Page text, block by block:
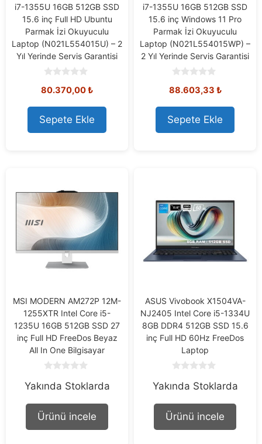
i7-1355U 16GB 512GB SSD
15.6 inç Full HD Ubuntu
Parmak İzi Okuyuculu
Laptop (N021L554015U) – 2
Yıl Yerinde Servis Garantisi
o
t
o
f
5
80.370,00₺
Sepete Ekle
i7-1355U 16GB 512GB SSD
15.6 inç Windows 11 Pro
Parmak İzi Okuyuculu
Laptop (N021L554015WP) –
2 Yıl Yerinde Servis Garantisi
o
t
o
f
5
88.603,33 ₺
Sepete Ekle
MSI MODERN AM272P 12M-
1255XTR Intel Core i5-
1235U 16GB 512GB SSD 27
inç Full HD FreeDos Beyaz
All In One Bilgisayar
o
t
f
Yakında Stoklarda
Ürünü incele
ASUS Vivobook X1504VA-
NJ2405 Intel Core i5-1334U
8GB DDR4 512GB SSD 15.6
inç Full HD 60Hz FreeDos
Laptop
o
t
f
Yakında Stoklarda
Ürünü incele